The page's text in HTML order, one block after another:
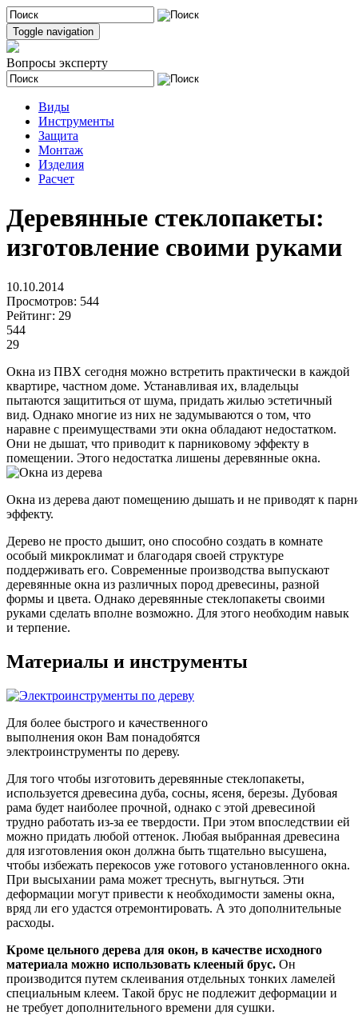
Toggle navigation
Вопросы эксперту
Виды
Инструменты
Защита
Монтаж
Изделия
Расчет
Деревянные стеклопакеты:
изготовление своими руками
10.10.2014
Просмотров: 544
Рейтинг: 29
544
29
Окна из ПВХ сегодня можно встретить практически в каждой
квартире, частном доме. Устанавливая их, владельцы
пытаются защититься от шума, придать жилью эстетичный
вид. Однако многие из них не задумываются о том, что
наравне с преимуществами эти окна обладают недостатком.
Они не дышат, что приводит к парниковому эффекту в
помещении. Этого недостатка лишены деревянные окна.
Окна из дерева дают помещению дышать и не приводят к
эффекту.
Дерево не просто дышит, оно способно создать в комнате
особый микроклимат и благодаря своей структуре
поддерживать его. Современные производства выпускают
деревянные окна из различных пород древесины, разной
формы и цвета. Однако деревянные стеклопакеты своими
руками сделать вполне возможно. Для этого необходим навык
и терпение.
Материалы и инструменты
Для более быстрого и качественного
выполнения окон Вам понадобятся
электроинструменты по дереву.
Для того чтобы изготовить деревянные стеклопакеты,
используется древесина дуба, сосны, ясеня, березы. Дубовая
рама будет наиболее прочной, однако с этой древесиной
трудно работать из-за ее твердости. При этом впоследствии ей
можно придать любой оттенок. Любая выбранная древесина
для изготовления окон должна быть тщательно высушена,
чтобы избежать перекосов уже готового установленного окна.
При высыхании рама может треснуть, выгнуться. Эти
деформации могут привести к необходимости замены окна,
вряд ли его удастся отремонтировать. А это дополнительные
расходы.
Кроме цельного дерева для окон, в качестве исходного
материала можно использовать клееный брус. Он
производится путем склеивания отдельных тонких ламелей
специальным клеем. Такой брус не подлежит деформации и
не требует дополнительного времени для сушки.